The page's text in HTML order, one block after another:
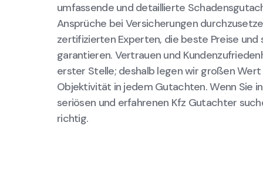
umfassende und detaillierte
Ansprüche bei Versicherungen
zertifizierten Experten, die beste Preise und
garantieren. Vertrauen und
erster Stelle; deshalb legen wir großen Wert
Objektivität in jedem Gutachten. Wenn Sie
seriösen und erfahrenen Kfz Gutachter
richtig.